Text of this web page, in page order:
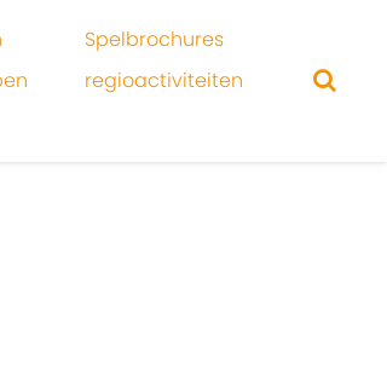
Spelbrochures
regioactiviteiten